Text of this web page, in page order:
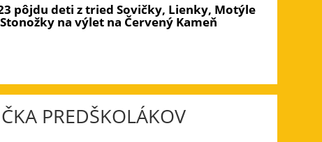
pôjdu deti z tried Sovičky, Lienky, Motýle
na výlet na Červený Kameň
PREDŠKOLÁKOV